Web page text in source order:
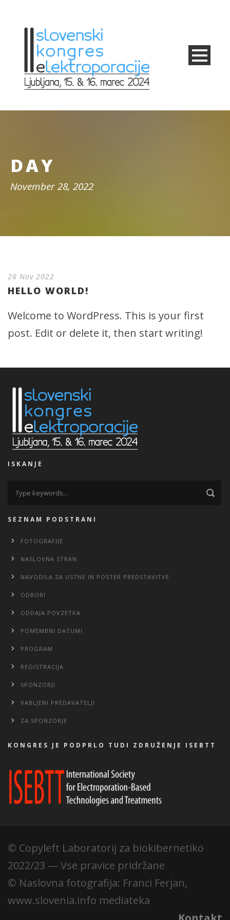
DAY
November 28, 2022
28 Nov 2022
HELLO WORLD!
Welcome to WordPress. This is your first
post. Edit or delete it, then start writing!
ISKANJE
SEZNAM PODSTRANI
FOTOGRAFIJE
NASLOVNA STRAN
NAVODILA ZA USTNE IN POSTER PREDSTAVITVE
ODBORI
ODDAJA POVZETKA
POMEMBNI DATUMI
PROGRAM
REGISTRACIJA
SPONZORJI
VABLJENI PREDAVATELJI
ZA SPONZORJE
KONGRES JE PODPRLO TUDI ZDRUŽENJE ISEBTT
© Copyleft Laboratorij za biokibernetiko
2022/23 — Vse pravice pridržane
© Naslovna fotografija: Franci Ferjan,
www.slovenia.info mediateka